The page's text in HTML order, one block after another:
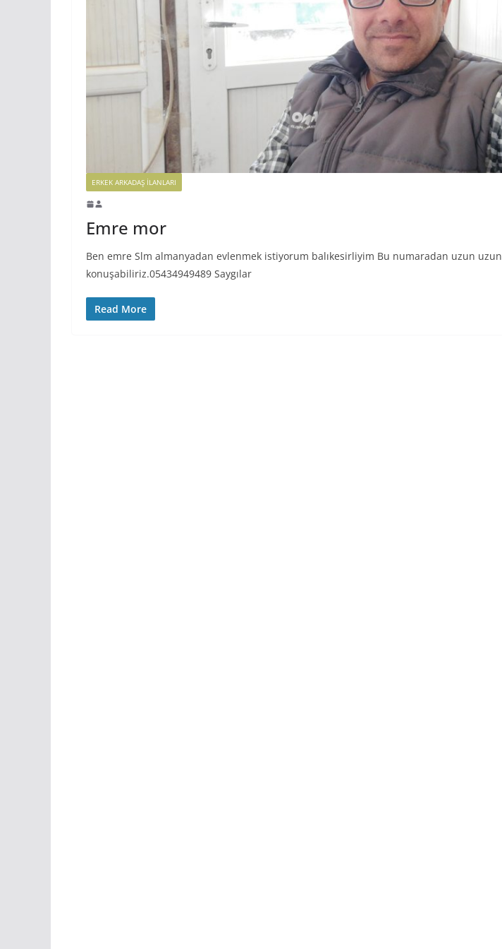
ERKEK ARKADAŞ ILANLARI
Emre mor
Ben emre Slm almanyadan evlenmek istiyorum balıkesirliyim Bu numaradan uzun uzun
konuşabiliriz.05434949489 Saygılar
Read More